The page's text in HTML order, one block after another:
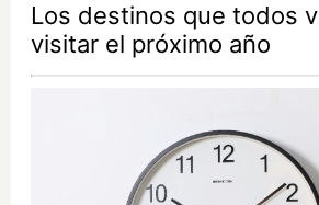
Los destinos que todos
visitar el próximo año